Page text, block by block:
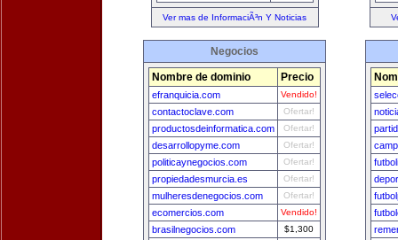
Ver mas de InformaciÃ³n Y Noticias
Negocios
Nombre de dominio Precio
efranquicia.com Vendido!
contactoclave.com Ofertar!
productosdeinformatica.com Ofertar!
desarrollopyme.com Ofertar!
politicaynegocios.com Ofertar!
propiedadesmurcia.es Ofertar!
mulheresdenegocios.com Ofertar!
ecomercios.com Vendido!
brasilnegocios.com $1,300